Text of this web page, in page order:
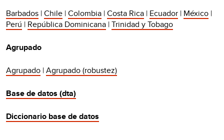
Barbados |Chile |Colombia |Costa Rica | Ecuador | México |
Perú | República Dominicana |Trinidad y Tobago
Agrupado
Agrupado |Agrupado (robustez)
Base de datos (dta)
Diccionario base de datos